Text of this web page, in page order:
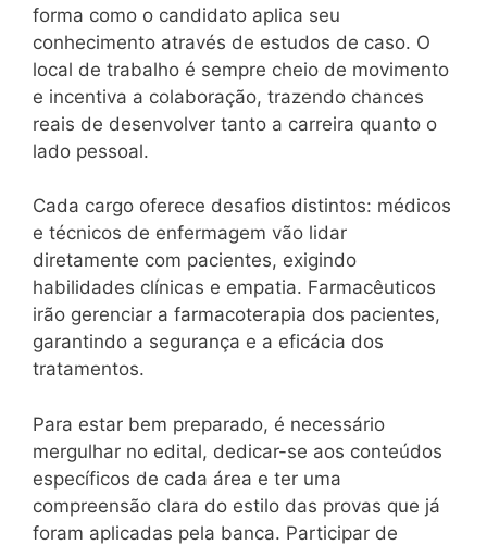
forma como o candidato aplica seu
conhecimento através de estudos de caso. O
local de trabalho é sempre cheio de movimento
e incentiva a colaboração, trazendo chances
reais de desenvolver tanto a carreira quanto o
lado pessoal.
Cada cargo oferece desafios distintos: médicos
e técnicos de enfermagem vão lidar
diretamente com pacientes, exigindo
habilidades clínicas e empatia. Farmacêuticos
irão gerenciar a farmacoterapia dos pacientes,
garantindo a segurança e a eficácia dos
tratamentos.
Para estar bem preparado, é necessário
mergulhar no edital, dedicar-se aos conteúdos
específicos de cada área e ter uma
compreensão clara do estilo das provas que já
foram aplicadas pela banca. Participar de